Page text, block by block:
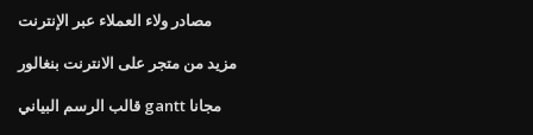
مصادر ولاء العملاء عبر الإنترنت
مزيد من متجر على الانترنت بنغالور
قالب الرسم البياني gantt مجانا